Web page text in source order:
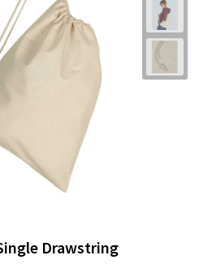
Drawstring